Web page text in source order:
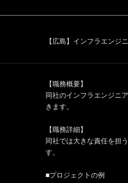
【広島】インフラエンジ
【職務概要】
同社のインフラエンジニ
きます。
【職務詳細】
同社では大きな責任を担
す。
■プロジェクトの例